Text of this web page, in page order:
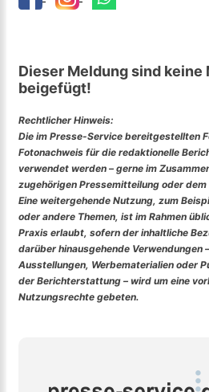
Dieser Meldung sind keine
beigefügt!
Rechtlicher Hinweis:
Die im Presse-Service bereitgestellten
Fotonachweis für die redaktionelle
verwendet werden – gerne im
zugehörigen Pressemitteilung oder
Eine weitergehende Nutzung, zum
oder andere Themen, ist im Rahmen
Praxis erlaubt, sofern der inhaltliche
darüber hinausgehende Verwendungen
Ausstellungen, Werbematerialien oder
der Berichterstattung – wird um eine
Nutzungsrechte gebeten.